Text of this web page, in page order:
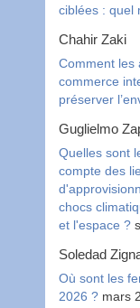
ciblées : quel
Chahir Zaki
Comment les
commerce
préserver
Guglielmo
Quelles sont
compte des
chocs
et l'espace ?
Soledad
Où sont les
2026 ? mars